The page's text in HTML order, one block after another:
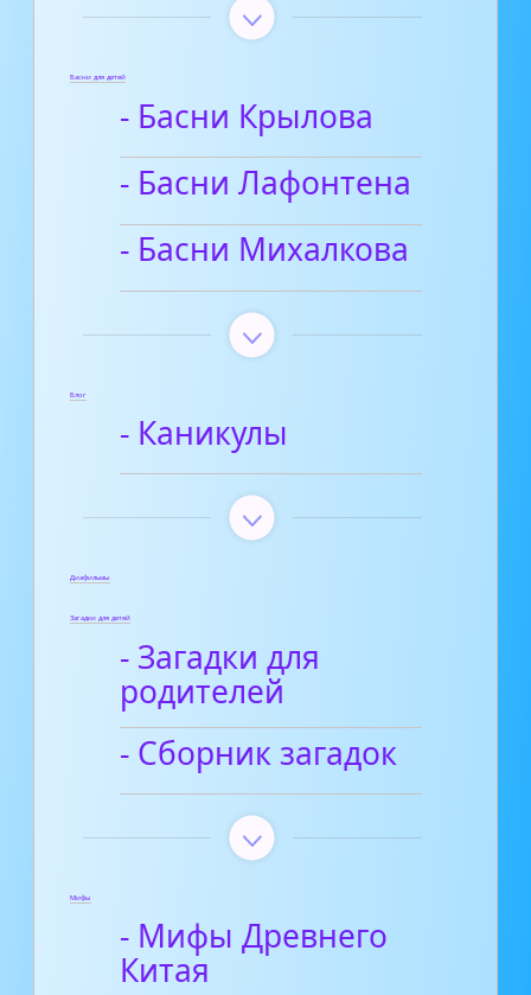
Басни для детей
- Басни Крылова
- Басни Лафонтена
- Басни Михалкова
Блог
- Каникулы
Диафильмы
Загадки для детей
- Загадки для
родителей
- Сборник загадок
Мифы
- Мифы Древнего
Китая